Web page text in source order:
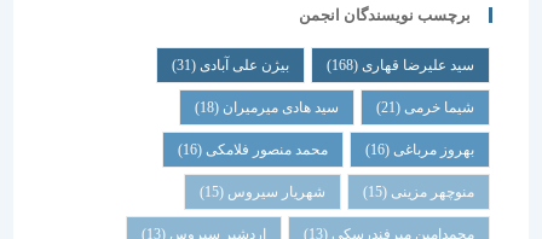
برچسب نویسندگان انجمن
سید علیرضا قهاری(168) بیژن علی آبادی(31)
شیما خرمی(21) سید هادی میرمیران(18)
بهروز مرباغی (16) محمد منصور فلامکی (16)
منوچهر مزینی(15) شهریار سیروس(15)
محمدامین میرفندرسکی(13) اردشیر سیروس(13)